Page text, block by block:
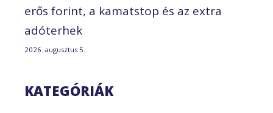
erős forint, a kamatstop és az extra
adóterhek
2026. augusztus 5.
KATEGÓRIÁK